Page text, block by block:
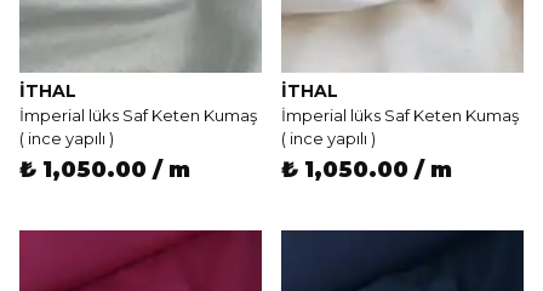
İTHAL
İmperial lüks Saf Keten Kumaş
( ince yapılı )
₺ 1,050.00 / m
İTHAL
İmperial lüks Saf Keten Kumaş
( ince yapılı )
₺ 1,050.00 / m